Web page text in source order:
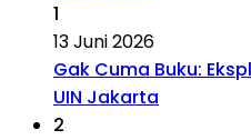
1
13 Juni 2026
Gak Cuma Buku:
UIN Jakarta
2